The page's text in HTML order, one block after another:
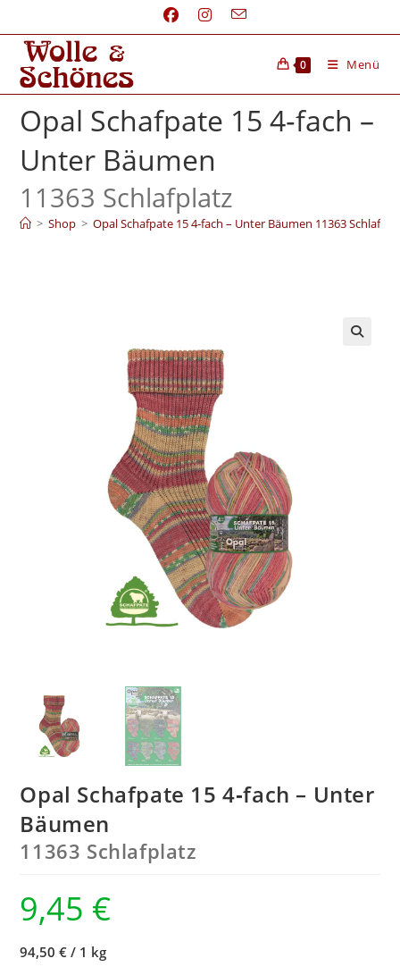
0 Menü
Opal Schafpate 15 4‑fach –
Unter Bäumen
11363 Schlafplatz
> Shop > Opal Schafpate 15 4‑fach – Unter Bäumen 11363
Opal Schafpate 15 4‑fach – Unter
Bäumen
11363 Schlafplatz
9,45 €
94,50 € / 1 kg